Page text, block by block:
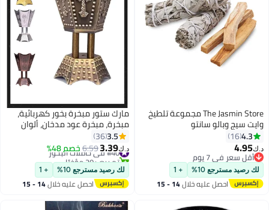
The Jasmin Store مجموعة تلطيخ
سيج وبالو سانتو
4.3
16
4.95
سعر في 7 يوم
سعر في 7 يوم
مسترجع 10% + 1
احصل عليه خلال 14 - 15
مارك ستور مبخرة بخور كهربائية،
مبخرة، مبخرة عود مدخان، ألوان
متنوعة
3.5
36
3.39
6.59 خصم 48% #40 في حاملات البخور
تم بيع +20 مؤخرًا
#40 في حاملات البخور
لك رصيد مسترجع 10% + 1
احصل عليه خلال 14 - 15